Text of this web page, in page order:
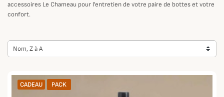
accessoires Le Chameau pour l'entretien de votre paire de bottes et votre
confort.
Nom, Z à A
CADEAU PACK